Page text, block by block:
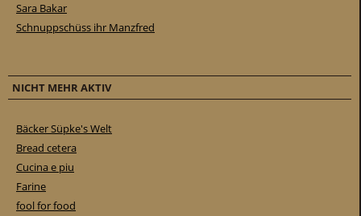
Sara Bakar
Schnuppschüss ihr Manzfred
NICHT MEHR AKTIV
Bäcker Süpke's Welt
Bread cetera
Cucina e piu
Farine
fool for food